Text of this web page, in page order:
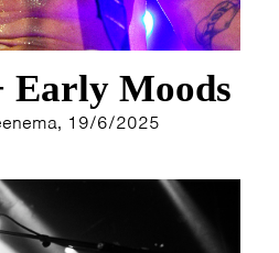
ESTHER
ELINE KAMMINGA
KAREN SAAMAN
ARNOUD HEIKENS
Early Moods
19/6/2025